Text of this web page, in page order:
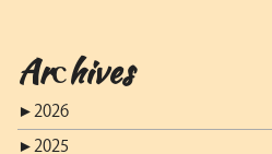
Archives
► 2026
► 2025